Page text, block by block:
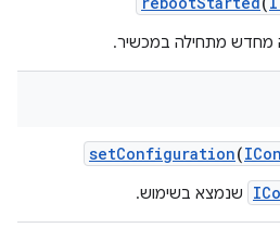
מתחילה במכשיר.
setConfiguration(
שנמצא בשימוש.